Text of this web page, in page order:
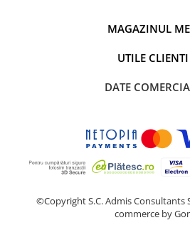
MAGAZINUL
UTILE CLIENTI
DATE
©Copyright S.C. Admis Consultants
commerce by